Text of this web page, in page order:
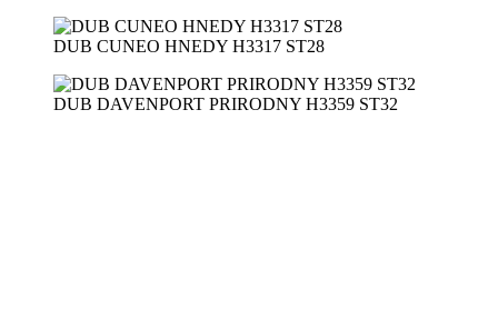
DUB CUNEO HNEDY H3317 ST28
DUB DAVENPORT PRIRODNY H3359 ST32